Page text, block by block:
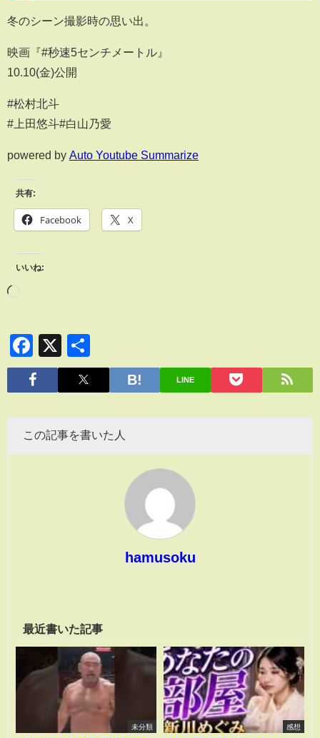
冬のシーン撮影時の思い出。
映画『#秒速5センチメートル』
10.10(金)公開
#松村北斗
#上田悠斗#白山乃愛
powered by Auto Youtube Summarize
共有:
Facebook X
いいね:
Facebook
X
有
LINE
この記事を書いた人
hamusoku
最近書いた記事
未分類 感想